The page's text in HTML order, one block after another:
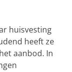
huisvesting
heeft ze
aanbod. In